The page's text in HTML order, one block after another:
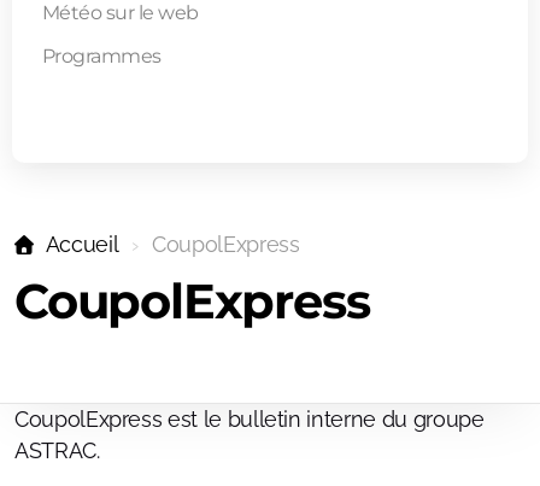
Météo sur le web
Programmes
Accueil CoupolExpress
CoupolExpress
CoupolExpress est le bulletin interne du groupe
ASTRAC.
Comète Neowise
Photos AIP
Remote
Cours Paysage nuit 2017